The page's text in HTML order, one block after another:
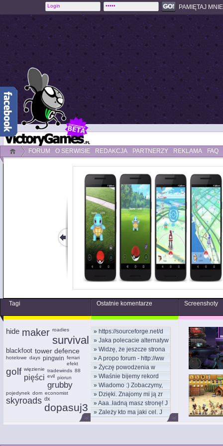
PAMIĘTAJ
FORUM O SERWISIE REDAKCJA PARTNERZY REKLAMA FAQ
Tagi Ostatnie komentarze Screenshoty
hide maker roadies
survival
blackfoot tower defence
hotelowe days pingwin ferrari
efekt
golf więzienie tradewinds 88
pięści evil piorun
grubby
pojedynek dom economist
skyroads dx
dopasuj3
» https://sourceforge.net/d
» Jaka polecacie alternatyw
» Widzę, że jeszcze strona
»A propo forum - http://ww
» Życzę powodzenia w
nowym
» Właśnie bijemy rekord
kom
» Wiadomo :) Zobaczymy,
moż
» Dzięki. Znajomy mi ją zr
»Aaa..ładną masz stronę! J
» Zależy kto ma jaki cel. J